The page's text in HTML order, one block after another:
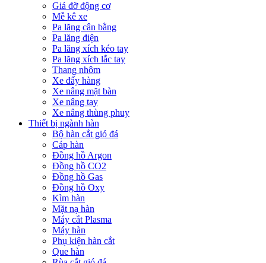
Giá đỡ động cơ
Mễ kê xe
Pa lăng cân bằng
Pa lăng điện
Pa lăng xích kéo tay
Pa lăng xích lắc tay
Thang nhôm
Xe đẩy hàng
Xe nâng mặt bàn
Xe nâng tay
Xe nâng thùng phuy
Thiết bị ngành hàn
Bộ hàn cắt gió đá
Cáp hàn
Đồng hồ Argon
Đồng hồ CO2
Đồng hồ Gas
Đồng hồ Oxy
Kìm hàn
Mặt nạ hàn
Máy cắt Plasma
Máy hàn
Phụ kiện hàn cắt
Que hàn